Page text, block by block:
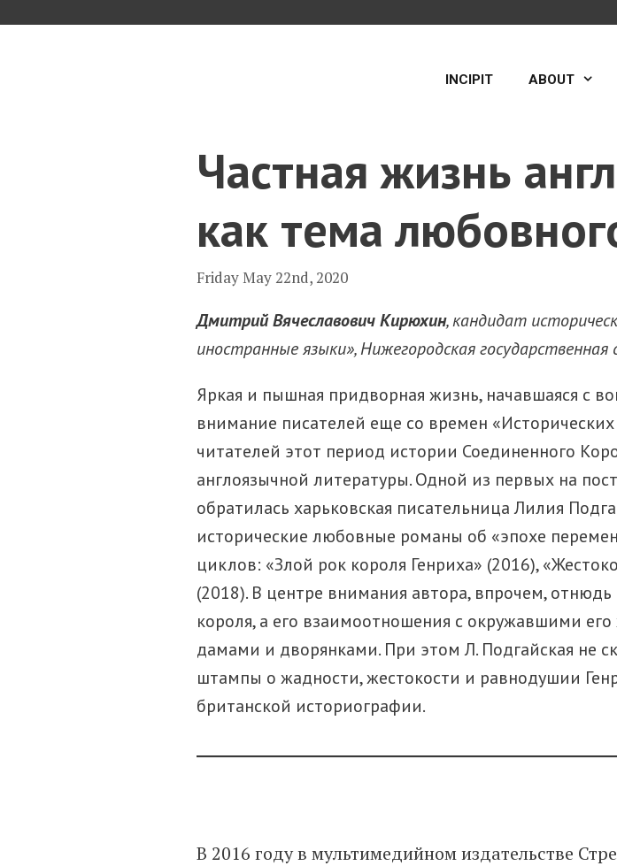
INCIPIT ABOUT
Частная жизнь
как тема
Friday May 22nd, 2020
Дмитрий ВячеславовичКирюхин, кандидат
иностранные языки», Нижегородская государственная
Яркая и пышная придворная жизнь, начавшаяся с
внимание писателей еще со времен
читателей этот период истории Соединенного
англоязычной литературы. Одной из первых на
обратилась харьковская писательница Лилия
исторические любовные романы об «эпохе
циклов: «Злой рок короля Генриха» (2016),
(2018). В центре внимания автора, впрочем,
короля, а его взаимоотношения с окружавшими
дамами и дворянками. При этом Л. Подгайская не
штампы о жадности, жестокости и равнодушии
британской историографии.
В 2016 году в мультимедийном издательстве